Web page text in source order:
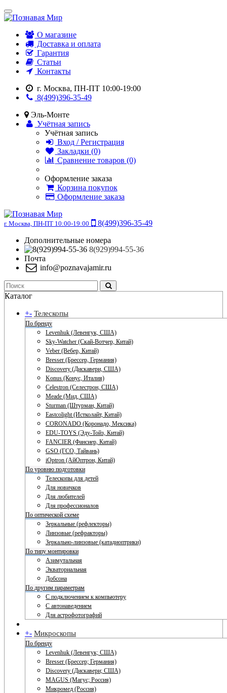
О магазине
Доставка и оплата
Гарантия
Статьи
Контакты
г. Москва, ПН-ПТ 10:00-19:00
8(499)396-35-49
Эль-Монте
Учётная запись
Учётная запись
Вход / Регистрация
Закладки (0)
Сравнение товаров (0)
Оформление заказа
Корзина покупок
Оформление заказа
г. Москва, ПН-ПТ 10:00-19:00
8(499)396-35-49
Дополнительные номера
8(929)994-55-36
Почта
info@poznavajamir.ru
Каталог
+- Телескопы
По бренду
Levenhuk (Левенгук, США)
Sky-Watcher (Скай-Вотчер, Китай)
Veber (Вебер, Китай)
Bresser (Брессер, Германия)
Discovery (Дискавери, США)
Konus (Конус, Италия)
Celestron (Селестрон, США)
Meade (Мид, США)
Sturman (Штурман, Китай)
Eastcolight (Истколайт, Китай)
CORONADO (Коронадо, Мексика)
EDU-TOYS (Эду-Тойз, Китай)
FANCIER (Фансиер, Китай)
GSO (ГСО, Тайвань)
iOptron (АйОптрон, Китай)
По уровню подготовки
Телескопы для детей
Для новичков
Для любителей
Для профессионалов
По оптической схеме
Зеркальные (рефлекторы)
Линзовые (рефракторы)
Зеркально-линзовые (катадиоптрики)
По типу монтировки
Азимутальная
Экваториальная
Добсона
По другим параметрам
С подключением к компьютеру
С автонаведением
Для астрофотографий
+- Микроскопы
По бренду
Levenhuk (Левенгук; США)
Bresser (Брессер; Германия)
Discovery (Дискавери; США)
MAGUS (Магус; Россия)
Микромед (Россия)